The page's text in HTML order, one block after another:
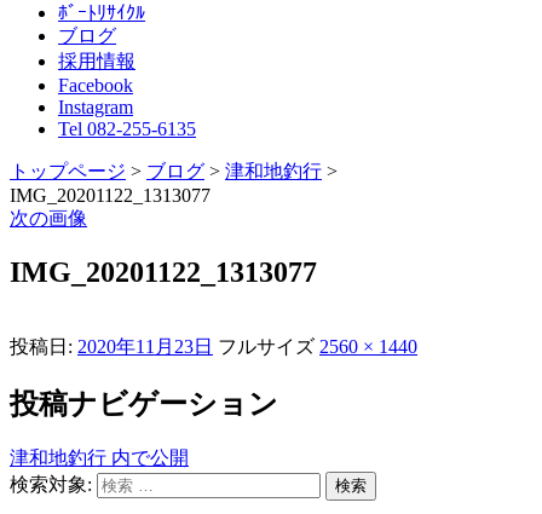
ﾎﾞｰﾄﾘｻｲｸﾙ
ブログ
採用情報
Facebook
Instagram
Tel 082-255-6135
トップページ > ブログ > 津和地釣行 >
IMG_20201122_1313077
次の画像
IMG_20201122_1313077
投稿日: 2020年11月23日 フルサイズ 2560 × 1440
投稿ナビゲーション
津和地釣行 内で公開
検索対象:
検索